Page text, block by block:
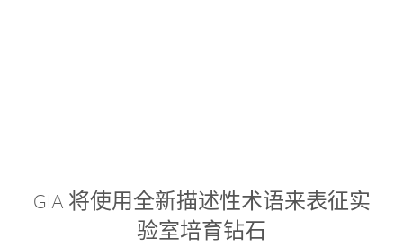
GIA 将使用全新描述性术语来表征实
验室培育钻石